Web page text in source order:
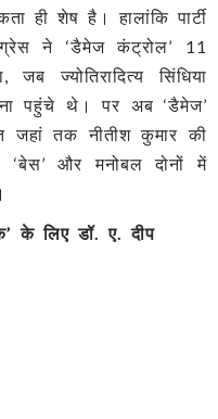
ही शेष है। हालांकि पार्टी
ने ‘डैमेज कंट्रोल’ 11
ज्योतिरादित्य सिंधिया
पहुंचे थे। पर अब ‘डैमेज’
जहां तक नीतीश कुमार की
और मनोबल दोनों में
’ के लिए डॉ. ए. दीप